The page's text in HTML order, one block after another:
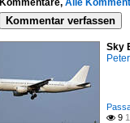
Kommentare, Alle
Kommentar verfassen
Sky
 9